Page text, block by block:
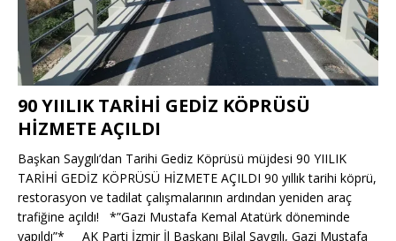
90 YIILIK TARİHİ GEDİZ KÖPRÜSÜ
HİZMETE AÇILDI
Başkan Saygılı’dan Tarihi Gediz Köprüsü müjdesi 90 YIILIK
TARİHİ GEDİZ KÖPRÜSÜ HİZMETE AÇILDI 90 yıllık tarihi köprü,
restorasyon ve tadilat çalışmalarının ardından yeniden araç
trafiğine açıldı! *”Gazi Mustafa Kemal Atatürk döneminde
yapıldı”* AK Parti İzmir İl Başkanı Bilal Saygılı, Gazi Mustafa